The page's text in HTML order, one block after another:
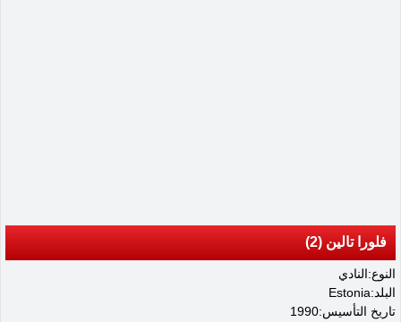
فلورا تالين (2)
النوع:النادي
البلد:Estonia
تاريخ التأسيس:1990